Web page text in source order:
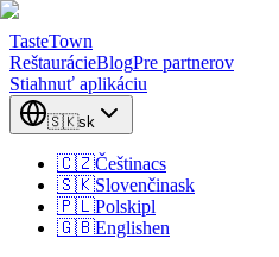
TasteTown
ReštaurácieBlogPre partnerov
Stiahnuť aplikáciu
🇸🇰sk
🇨🇿Češtinacs
🇸🇰Slovenčinask
🇵🇱Polskipl
🇬🇧Englishen